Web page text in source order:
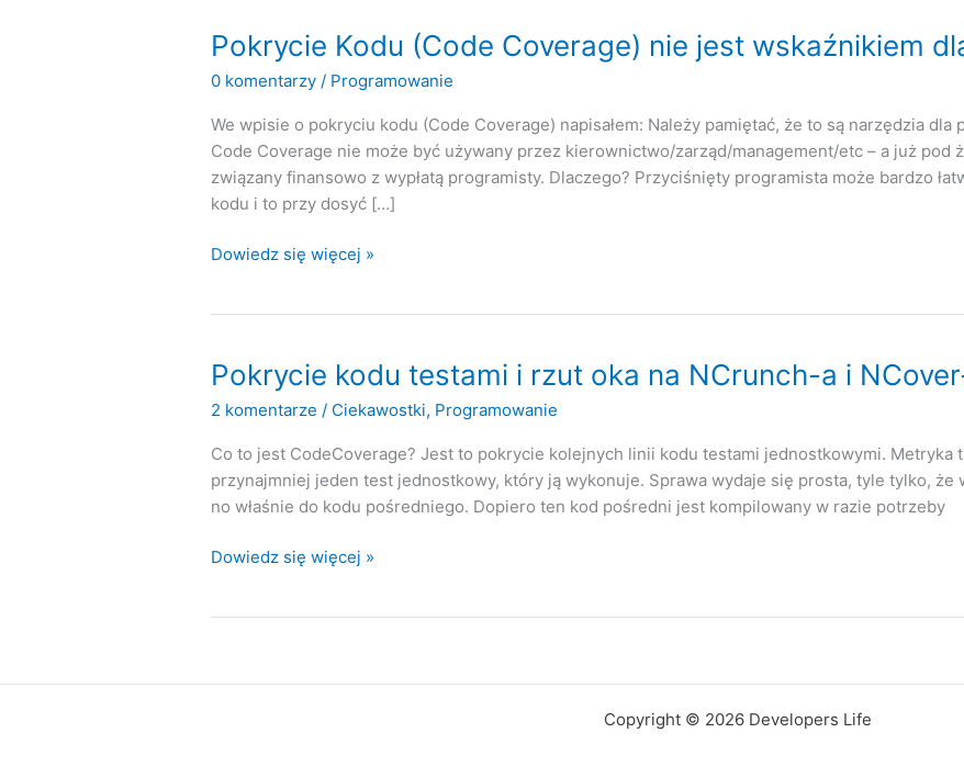
Pokrycie Kodu (Code Coverage) nie jest wskaźnikiem
0 komentarzy / Programowanie
We wpisie o pokryciu kodu (Code Coverage) napisałem: Należy pamiętać, że to są narzędzia
Code Coverage nie może być używany przez kierownictwo/zarząd/management/etc – a już pod
związany finansowo z wypłatą programisty. Dlaczego? Przyciśnięty programista może bardzo
kodu i to przy dosyć […]
Pokrycie
jest
wskaźnikiem
kierownictwa
Dowiedz się więcej »
Pokrycie kodu testami i rzut oka na NCrunch-a i
2 komentarze / Ciekawostki, Programowanie
Co to jest CodeCoverage? Jest to pokrycie kolejnych linii kodu testami jednostkowymi. Metryka
przynajmniej jeden test jednostkowy, który ją wykonuje. Sprawa wydaje się prosta, tyle tylko,
no właśnie do kodu pośredniego. Dopiero ten kod pośredni jest kompilowany w razie potrzeby
Pokrycie
oka
Dowiedz się więcej »
Copyright © 2026 Developers Life